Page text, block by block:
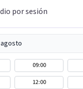
por sesión
09:00
12:00